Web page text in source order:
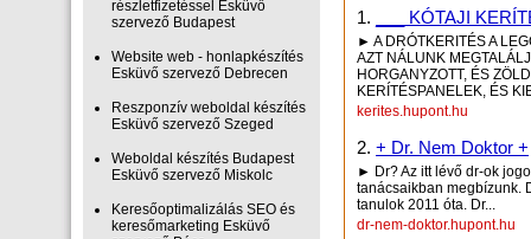
részletfizetéssel Esküvő
szervező Budapest
Website web - honlapkészítés
Esküvő szervező Debrecen
Reszponzív weboldal készítés
Esküvő szervező Szeged
Weboldal készítés Budapest
Esküvő szervező Miskolc
Keresőoptimalizálás SEO és
keresőmarketing Esküvő
1. ___ KÓTAJI
► A DRÓTKERITÉS A
AZT NÁLUNK
HORGANYZOTT, ÉS
KERÍTÉSPANELEK, ÉS
kerites.hupont.hu
2. + Dr. Nem Doktor +
► Dr? Az itt lévő dr-ok
tanácsaikban megbízunk.
tanulok 2011 óta. Dr...
dr-nem-doktor.hupont.hu